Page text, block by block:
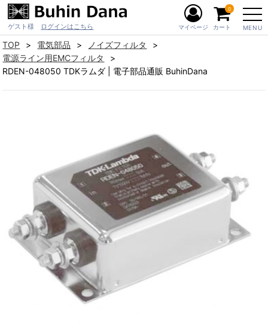
ゲスト様 ログインはこちら MENU
マイページ カート
0
TOP 電気部品
ノイズフィルタ
電源ライン用EMCフィルタ
RDEN-048050 TDKラムダ | 電子部品通販 BuhinDana